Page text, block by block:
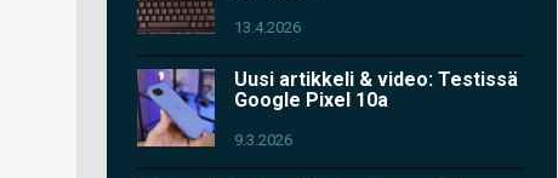
13.4.2026
Uusi artikkeli & video: Testissä
Google Pixel 10a
9.3.2026